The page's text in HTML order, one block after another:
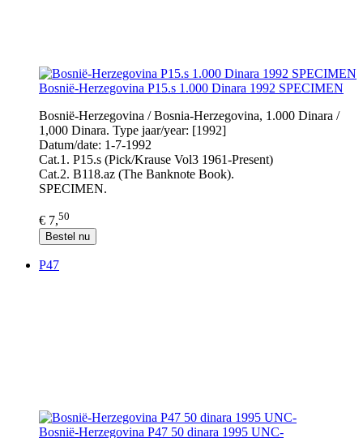
Bosnië-Herzegovina P15.s 1.000 Dinara 1992 SPECIMEN
Bosnië-Herzegovina / Bosnia-Herzegovina, 1.000 Dinara /
1,000 Dinara. Type jaar/year: [1992]
Datum/date: 1-7-1992
Cat.1. P15.s (Pick/Krause Vol3 1961-Present)
Cat.2. B118.az (The Banknote Book).
SPECIMEN.
€ 7,50
Bestel nu
P47
Bosnië-Herzegovina P47 50 dinara 1995 UNC-